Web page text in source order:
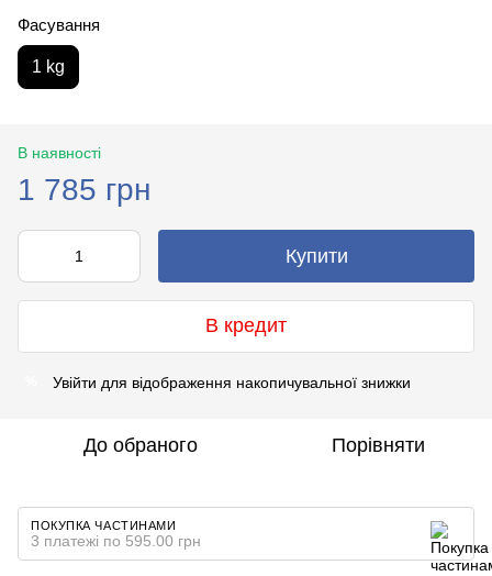
Фасування
1 kg
В наявності
1 785 грн
Купити
В кредит
Увійти для відображення накопичувальної знижки
До обраного Порівняти
ПОКУПКА ЧАСТИНАМИ
3 платежі по 595.00 грн